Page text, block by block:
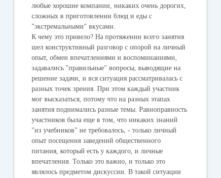
любые хорошие компании, никаких очень дорогих,
сложных в приготовлении блюд и еды с
"экстремальными" вкусами.
К чему это привело? На протяжении всего занятия
шел конструктивный разговор с опорой на личный
опыт, обмен впечатлениями и воспоминаниями,
задавались "правильные" вопросы, выводящие на
решение задачи, и вся ситуация рассматривалась с
разных точек зрения. При этом каждый участник
мог высказаться, потому что на разных этапах
занятия поднимались разные темы. Равноправность
участников была еще в том, что никаких знаний
"из учебников" не требовалось, - только личный
опыт посещения заведений общественного
питания, который есть у каждого, и личные
впечатления. Только это важно, и только это
являлось предметом дискуссии. В такой ситуации